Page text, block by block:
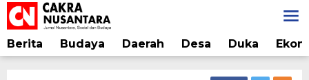
Lewati
ke
konten
Berita Budaya Daerah Desa Duka